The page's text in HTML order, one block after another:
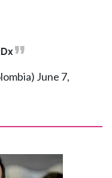
June 7,